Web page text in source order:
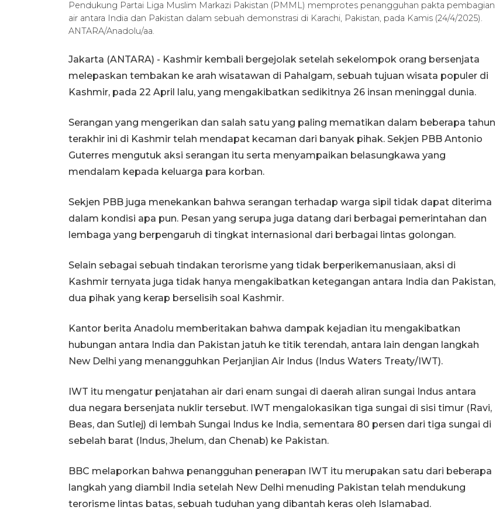
Pendukung Partai Liga Muslim Markazi Pakistan (PMML) memprotes penangguhan pakta pembagian
air antara India dan Pakistan dalam sebuah demonstrasi di Karachi, Pakistan, pada Kamis (24/4/2025).
ANTARA/Anadolu/aa.
Jakarta (ANTARA) - Kashmir kembali bergejolak setelah sekelompok orang bersenjata
melepaskan tembakan ke arah wisatawan di Pahalgam, sebuah tujuan wisata populer di
Kashmir, pada 22 April lalu, yang mengakibatkan sedikitnya 26 insan meninggal dunia.
Serangan yang mengerikan dan salah satu yang paling mematikan dalam beberapa tahun
terakhir ini di Kashmir telah mendapat kecaman dari banyak pihak. Sekjen PBB Antonio
Guterres mengutuk aksi serangan itu serta menyampaikan belasungkawa yang
mendalam kepada keluarga para korban.
Sekjen PBB juga menekankan bahwa serangan terhadap warga sipil tidak dapat diterima
dalam kondisi apa pun. Pesan yang serupa juga datang dari berbagai pemerintahan dan
lembaga yang berpengaruh di tingkat internasional dari berbagai lintas golongan.
Selain sebagai sebuah tindakan terorisme yang tidak berperikemanusiaan, aksi di
Kashmir ternyata juga tidak hanya mengakibatkan ketegangan antara India dan Pakistan,
dua pihak yang kerap berselisih soal Kashmir.
Kantor berita Anadolu memberitakan bahwa dampak kejadian itu mengakibatkan
hubungan antara India dan Pakistan jatuh ke titik terendah, antara lain dengan langkah
New Delhi yang menangguhkan Perjanjian Air Indus (Indus Waters Treaty/IWT).
IWT itu mengatur penjatahan air dari enam sungai di daerah aliran sungai Indus antara
dua negara bersenjata nuklir tersebut. IWT mengalokasikan tiga sungai di sisi timur (Ravi,
Beas, dan Sutlej) di lembah Sungai Indus ke India, sementara 80 persen dari tiga sungai di
sebelah barat (Indus, Jhelum, dan Chenab) ke Pakistan.
BBC melaporkan bahwa penangguhan penerapan IWT itu merupakan satu dari beberapa
langkah yang diambil India setelah New Delhi menuding Pakistan telah mendukung
terorisme lintas batas, sebuah tuduhan yang dibantah keras oleh Islamabad.